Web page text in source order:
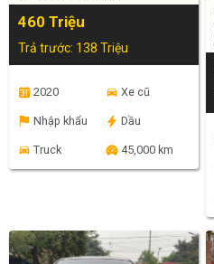
460 Triệu
Trả trước: 138 Triệu
2020 Xe cũ
Nhập khẩu Dầu
Truck 45,000 km